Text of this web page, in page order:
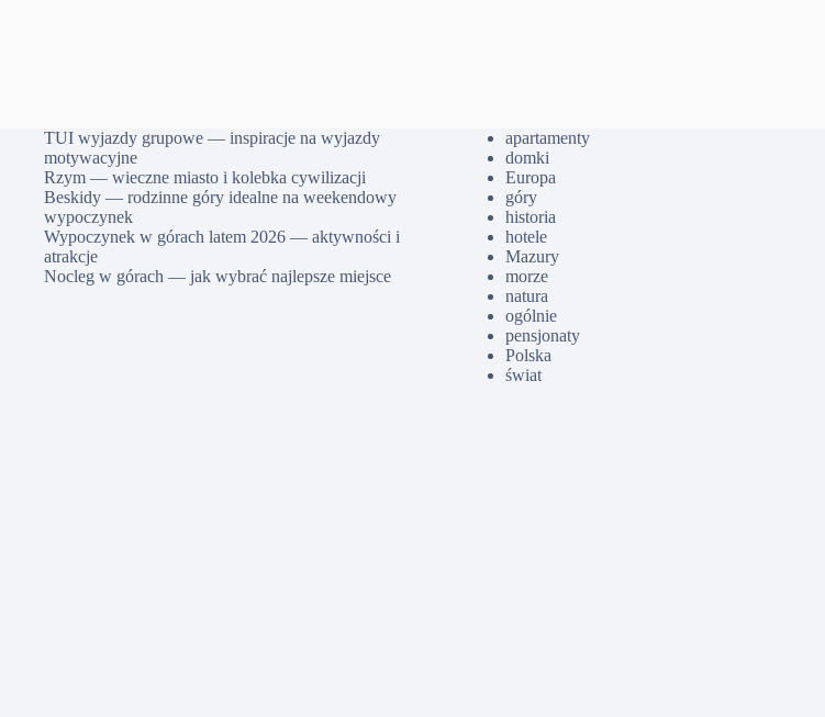
TUI wyjazdy grupowe — inspiracje na wyjazdy
motywacyjne
Rzym — wieczne miasto i kolebka cywilizacji
Beskidy — rodzinne góry idealne na weekendowy
wypoczynek
Wypoczynek w górach latem 2026 — aktywności i
atrakcje
Nocleg w górach — jak wybrać najlepsze miejsce
apartamenty
domki
Europa
góry
historia
hotele
Mazury
morze
natura
ogólnie
pensjonaty
Polska
świat